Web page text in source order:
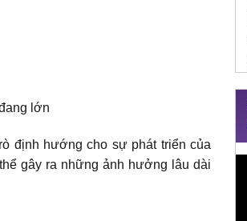
lớn
định hướng cho sự phát triển của
gây ra những ảnh hưởng lâu dài